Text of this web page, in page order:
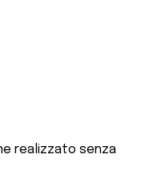
realizzato senza